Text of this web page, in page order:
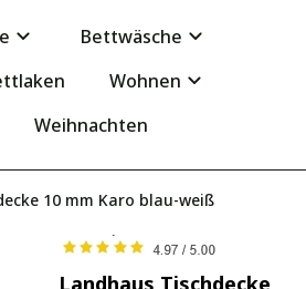
Bettwäsche
Wohnen
Weihnachten
10 mm Karo blau-weiß
Landhaus Tischdecke